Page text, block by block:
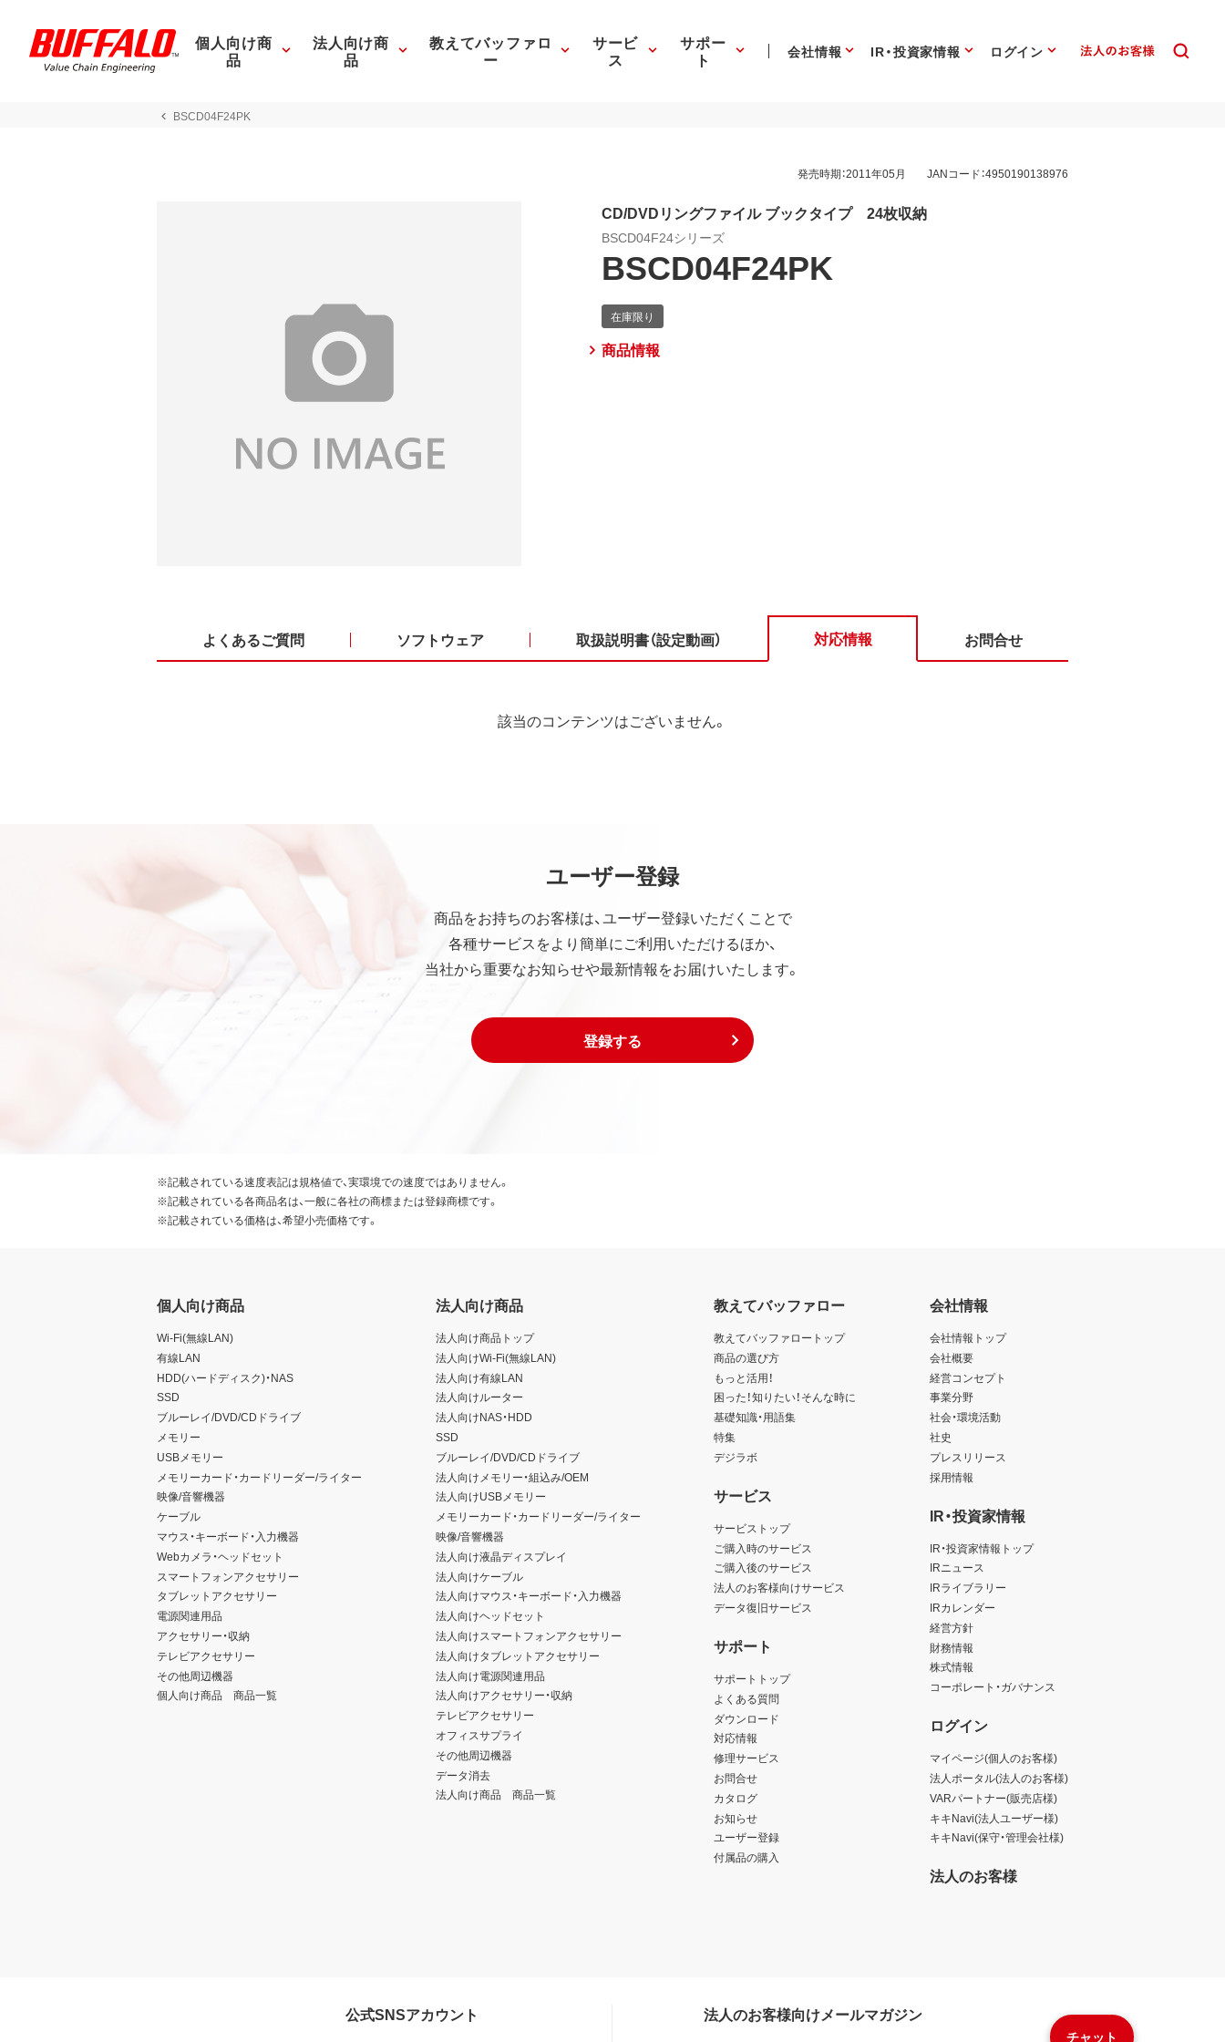
個人向け商
品
法人向け商
品
教えてバッファロ
ー
サービ
ス
サポー
ト 会社情報 IR・投資家情報 ログイン
BSCD04F24PK
発売時期：2011年05月 JANコード：4950190138976
CD/DVDリングファイル ブックタイプ 24枚収納
BSCD04F24シリーズ
BSCD04F24PK
商品情報
よくあるご質問 ソフトウェア 取扱説明書（設定動画） 対応情報 お問合せ
該当のコンテンツはございません。
ユーザー登録
商品をお持ちのお客様は、ユーザー登録いただくことで
各種サービスをより簡単にご利用いただけるほか、
当社から重要なお知らせや最新情報をお届けいたします。
登録する
チャット
※記載されている速度表記は規格値で、実環境での速度ではありません。
※記載されている各商品名は、一般に各社の商標または登録商標です。
※記載されている価格は、希望小売価格です。
個人向け商品
Wi-Fi(無線LAN)
有線LAN
HDD(ハードディスク)・NAS
SSD
ブルーレイ/DVD/CDドライブ
メモリー
USBメモリー
メモリーカード・カードリーダー/ライター
映像/音響機器
ケーブル
マウス・キーボード・入力機器
Webカメラ・ヘッドセット
スマートフォンアクセサリー
タブレットアクセサリー
電源関連用品
アクセサリー・収納
テレビアクセサリー
その他周辺機器
個人向け商品 商品一覧
法人向け商品
法人向け商品トップ
法人向けWi-Fi(無線LAN)
法人向け有線LAN
法人向けルーター
法人向けNAS・HDD
SSD
ブルーレイ/DVD/CDドライブ
法人向けメモリー・組込み/OEM
法人向けUSBメモリー
メモリーカード・カードリーダー/ライター
映像/音響機器
法人向け液晶ディスプレイ
法人向けケーブル
法人向けマウス・キーボード・入力機器
法人向けヘッドセット
法人向けスマートフォンアクセサリー
法人向けタブレットアクセサリー
法人向け電源関連用品
法人向けアクセサリー・収納
テレビアクセサリー
オフィスサプライ
その他周辺機器
データ消去
法人向け商品 商品一覧
教えてバッファロー
教えてバッファロートップ
商品の選び方
もっと活用！
困った！知りたい！そんな時に
基礎知識・用語集
特集
デジラボ
サービス
サービストップ
ご購入時のサービス
ご購入後のサービス
法人のお客様向けサービス
データ復旧サービス
サポート
サポートトップ
よくある質問
ダウンロード
対応情報
修理サービス
お問合せ
カタログ
お知らせ
ユーザー登録
付属品の購入
会社情報
会社情報トップ
会社概要
経営コンセプト
事業分野
社会・環境活動
社史
プレスリリース
採用情報
IR・投資家情報
IR・投資家情報トップ
IRニュース
IRライブラリー
IRカレンダー
経営方針
財務情報
株式情報
コーポレート・ガバナンス
ログイン
マイページ(個人のお客様)
法人ポータル(法人のお客様)
VARパートナー(販売店様)
キキNavi(法人ユーザー様)
キキNavi(保守・管理会社様)
法人のお客様
公式SNSアカウント 法人のお客様向けメールマガジン